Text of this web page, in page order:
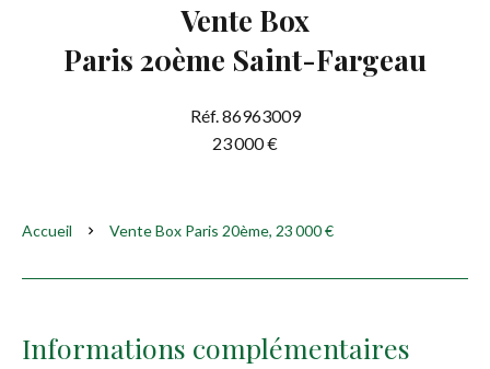
Vente Box
Paris 20ème Saint-Fargeau
Réf. 86963009
23 000 €
Accueil Vente Box Paris 20ème, 23 000 €
Informations complémentaires